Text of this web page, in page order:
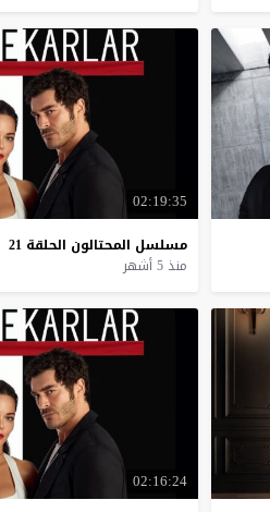
02:19:35
مسلسل المحتالون الحلقة 21
منذ 5 أشهر
02:16:24